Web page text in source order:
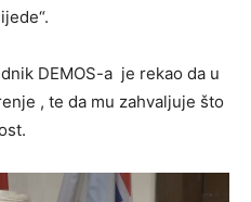
DEMOS-a je rekao da u
, te da mu zahvaljuje što